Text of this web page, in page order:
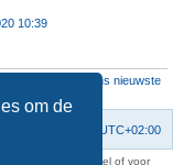
om de
10:39
• Ons nieuwste
UTC+02:00
even welk nadeel of voor